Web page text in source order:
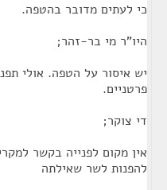
כי לעתים מדובר בהטפה.
היו"ר מי בר-זהר;
יש איסור על הטפה. אולי
פרטניים.
די צוקר;
אין מקום לפנייה בקשר
להפנות לשר שאילתה